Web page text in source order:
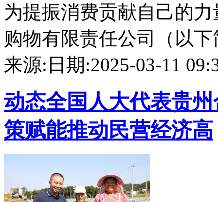
为提振消费贡献自己的
购物有限责任公司（以
来源: 日期:2025-03-11
动态全国人大代表贵
策赋能推动民营经济高